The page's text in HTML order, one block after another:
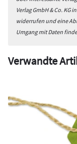
Verlag GmbH & Co.
widerrufen und eine
Umgang mit Daten
Verwandte